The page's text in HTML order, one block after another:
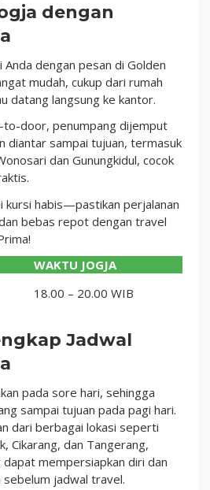
dengan
Anda dengan pesan di Golden
mudah, cukup dari rumah
datang langsung ke kantor.
to-door, penumpang dijemput
diantar sampai tujuan, termasuk
dan Gunungkidul, cocok
kursi habis—pastikan perjalanan
bebas repot dengan travel
WAKTU JOGJA
18.00 – 20.00 WIB
Jadwal
pada sore hari, sehingga
sampai tujuan pada pagi hari.
dari berbagai lokasi seperti
Cikarang, dan Tangerang,
mempersiapkan diri dan
jadwal travel.